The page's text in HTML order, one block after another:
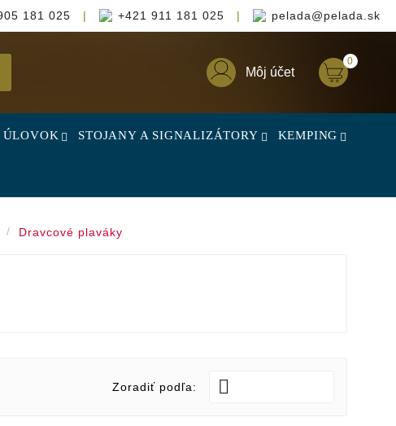
181 025 | +421 911 181 025 | pelada@pelada.sk
Môj účet
0
ÚLOVOK STOJANY A SIGNALIZÁTORY KEMPING
Dravcové plaváky
Zoradiť podľa: 